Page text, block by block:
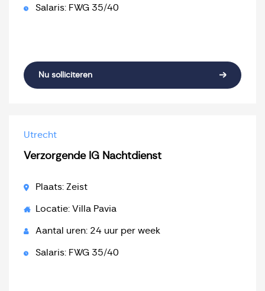
Salaris: FWG 35/40
Nu solliciteren
Utrecht
Verzorgende IG Nachtdienst
Plaats: Zeist
Locatie: Villa Pavia
Aantal uren: 24 uur per week
Salaris: FWG 35/40